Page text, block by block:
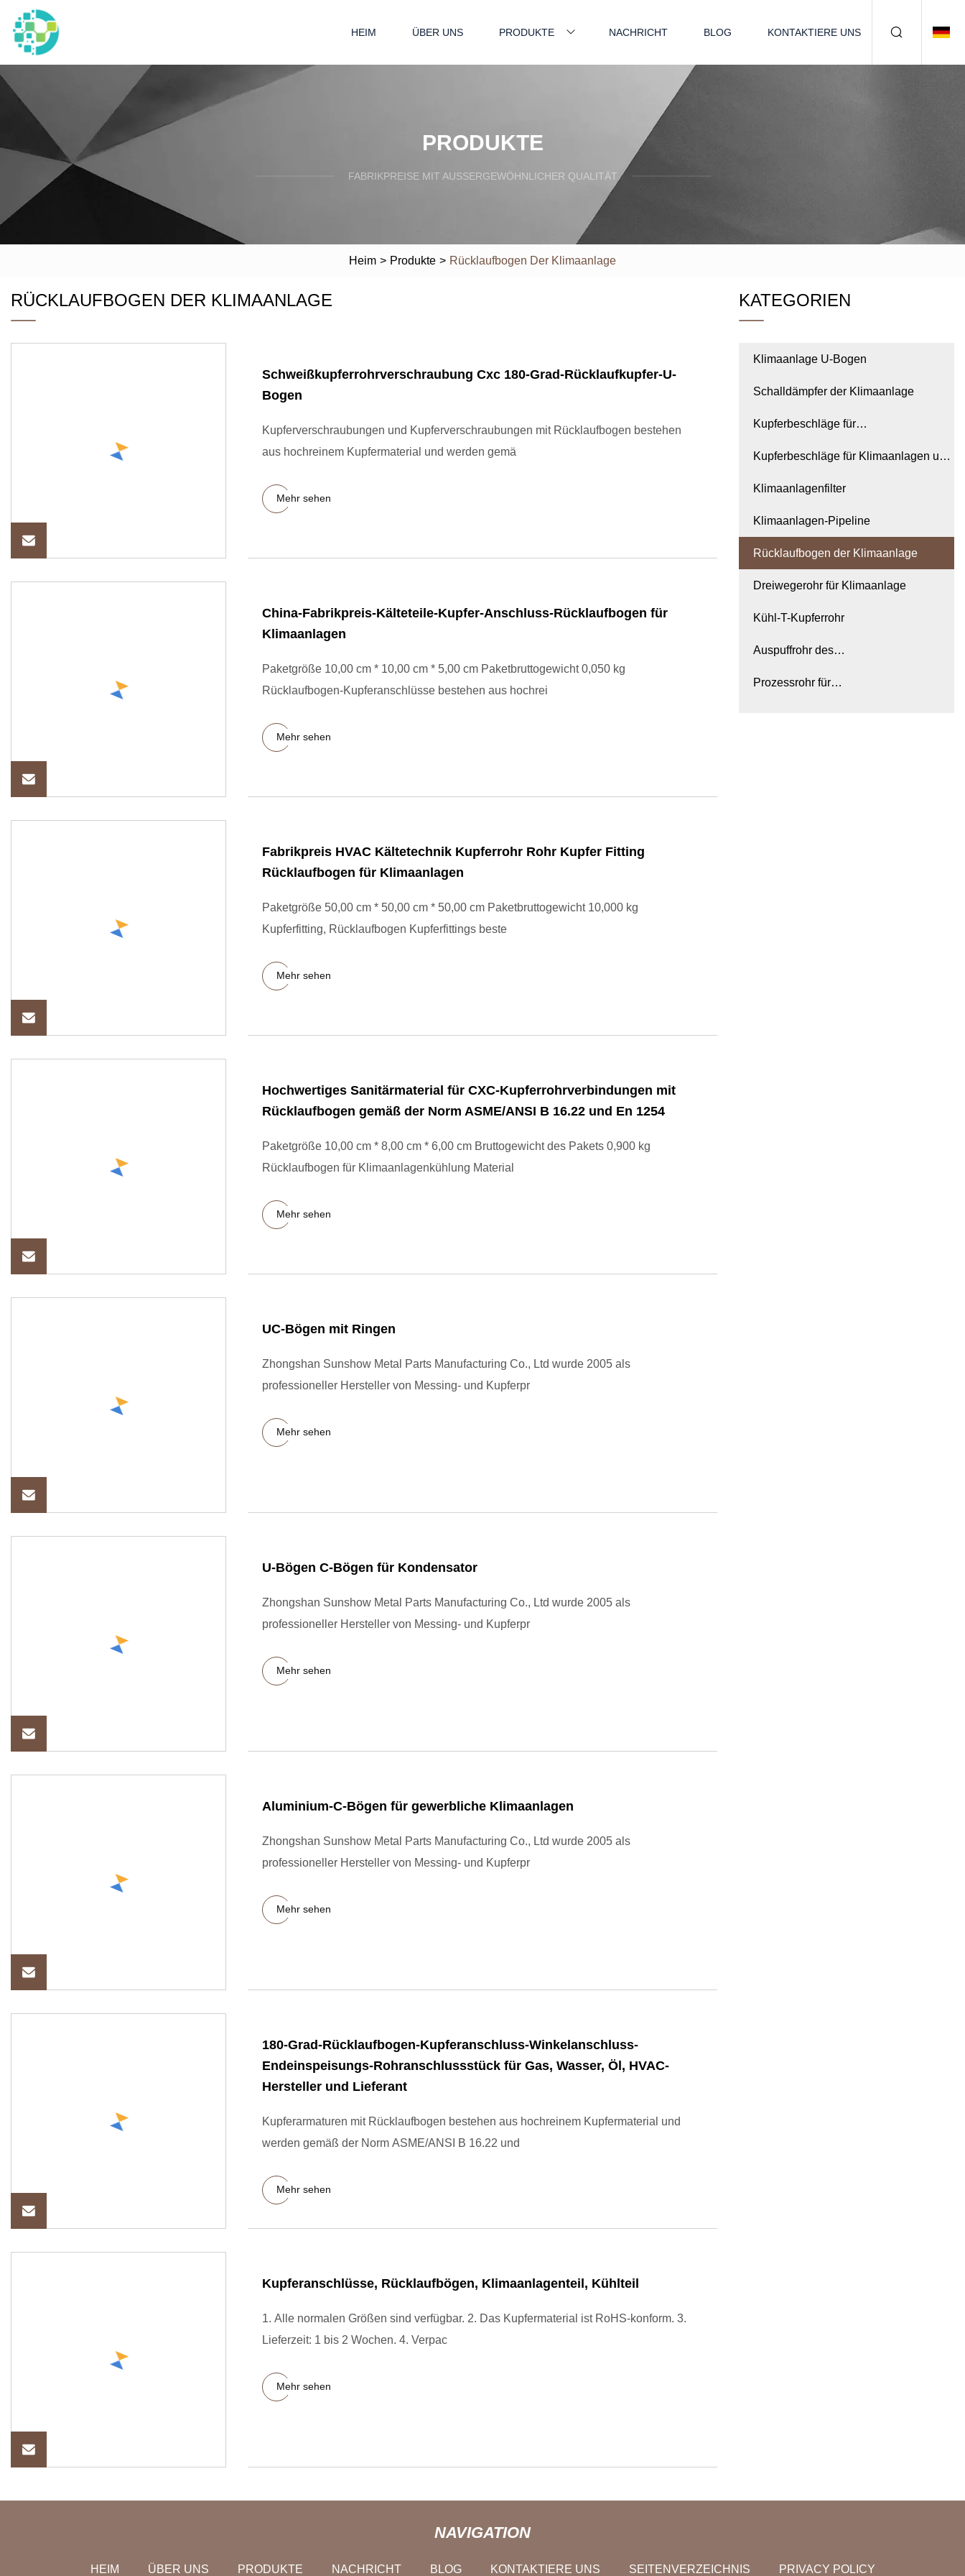
HEIM ÜBER UNS PRODUKTE NACHRICHT BLOG KONTAKTIERE UNS
PRODUKTE
FABRIKPREISE MIT AUSSERGEWÖHNLICHER QUALITÄT
Heim > Produkte > Rücklaufbogen Der Klimaanlage
RÜCKLAUFBOGEN DER KLIMAANLAGE
Schweißkupferrohrverschraubung Cxc 180-Grad-Rücklaufkupfer-U-
Bogen
Kupferverschraubungen und Kupferverschraubungen mit Rücklaufbogen bestehen
aus hochreinem Kupfermaterial und werden gemä
Mehr sehen
China-Fabrikpreis-Kälteteile-Kupfer-Anschluss-Rücklaufbogen für
Klimaanlagen
Paketgröße 10,00 cm * 10,00 cm * 5,00 cm Paketbruttogewicht 0,050 kg
Rücklaufbogen-Kupferanschlüsse bestehen aus hochrei
Mehr sehen
Fabrikpreis HVAC Kältetechnik Kupferrohr Rohr Kupfer Fitting
Rücklaufbogen für Klimaanlagen
Paketgröße 50,00 cm * 50,00 cm * 50,00 cm Paketbruttogewicht 10,000 kg
Kupferfitting, Rücklaufbogen Kupferfittings beste
Mehr sehen
Hochwertiges Sanitärmaterial für CXC-Kupferrohrverbindungen mit
Rücklaufbogen gemäß der Norm ASME/ANSI B 16.22 und En 1254
Paketgröße 10,00 cm * 8,00 cm * 6,00 cm Bruttogewicht des Pakets 0,900 kg
Rücklaufbogen für Klimaanlagenkühlung Material
Mehr sehen
UC-Bögen mit Ringen
Zhongshan Sunshow Metal Parts Manufacturing Co., Ltd wurde 2005 als
professioneller Hersteller von Messing- und Kupferpr
Mehr sehen
U-Bögen C-Bögen für Kondensator
Zhongshan Sunshow Metal Parts Manufacturing Co., Ltd wurde 2005 als
professioneller Hersteller von Messing- und Kupferpr
Mehr sehen
Aluminium-C-Bögen für gewerbliche Klimaanlagen
Zhongshan Sunshow Metal Parts Manufacturing Co., Ltd wurde 2005 als
professioneller Hersteller von Messing- und Kupferpr
Mehr sehen
180-Grad-Rücklaufbogen-Kupferanschluss-Winkelanschluss-
Endeinspeisungs-Rohranschlussstück für Gas, Wasser, Öl, HVAC-
Hersteller und Lieferant
Kupferarmaturen mit Rücklaufbogen bestehen aus hochreinem Kupfermaterial und
werden gemäß der Norm ASME/ANSI B 16.22 und
Mehr sehen
Kupferanschlüsse, Rücklaufbögen, Klimaanlagenteil, Kühlteil
1. Alle normalen Größen sind verfügbar. 2. Das Kupfermaterial ist RoHS-konform. 3.
Lieferzeit: 1 bis 2 Wochen. 4. Verpac
Mehr sehen
KATEGORIEN
Klimaanlage U-Bogen
Schalldämpfer der Klimaanlage
Kupferbeschläge für
Kühlschrankkompressoren
Kupferbeschläge für Klimaanlagen und
Kühlschränke
Klimaanlagenfilter
Klimaanlagen-Pipeline
Rücklaufbogen der Klimaanlage
Dreiwegerohr für Klimaanlage
Kühl-T-Kupferrohr
Auspuffrohr des
Kühlschrankkompressors
Prozessrohr für
NAVIGATION
HEIM ÜBER UNS PRODUKTE NACHRICHT BLOG KONTAKTIERE UNS SEITENVERZEICHNIS PRIVACY POLICY